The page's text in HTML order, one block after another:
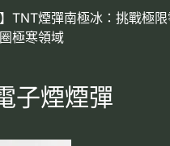
】TNT煙彈南極冰：挑戰極
極寒領域
子煙煙彈